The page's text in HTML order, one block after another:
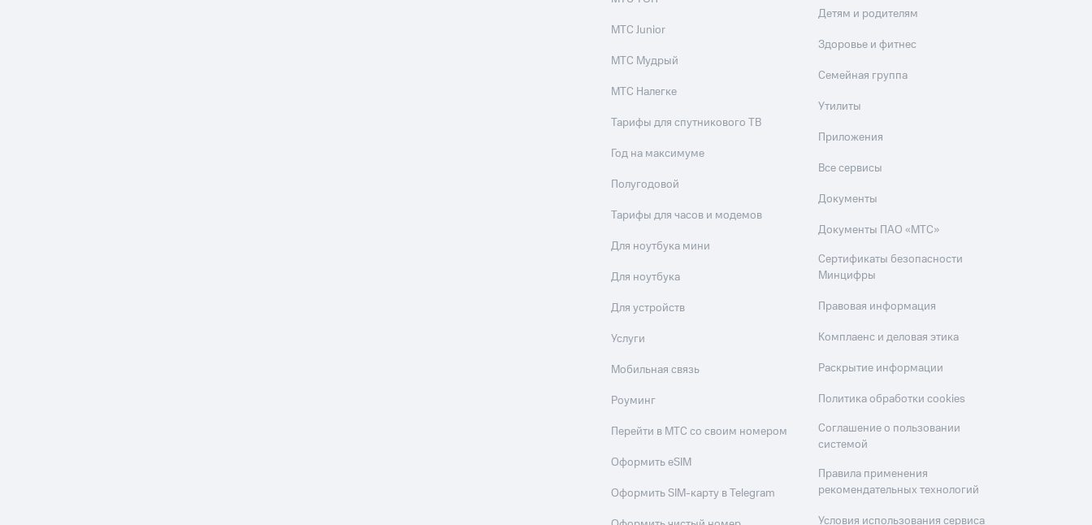
МТС Junior
МТС Мудрый
МТС Налегке
Тарифы для спутникового ТВ
Год на максимуме
Полугодовой
Тарифы для часов и модемов
Для ноутбука мини
Для ноутбука
Для устройств
Услуги
Мобильная связь
Роуминг
Перейти в МТС со своим номером
Оформить eSIM
Оформить SIM-карту в Telegram
Детям и родителям
Здоровье и фитнес
Семейная группа
Утилиты
Приложения
Все сервисы
Документы
Документы ПАО «МТС»
Сертификаты безопасности
Минцифры
Правовая информация
Комплаенс и деловая этика
Раскрытие информации
Политика обработки cookies
Соглашение о пользовании
системой
Правила применения
рекомендательных технологий
Условия использования сервиса